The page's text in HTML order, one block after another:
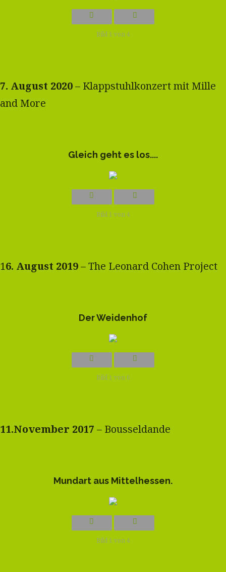
Bild 1 von 4
7. August 2020– Klappstuhlkonzert mit Mille
and More
Gleich geht es los....
Bild 1 von 4
16. August 2019– The Leonard Cohen Project
Der Weidenhof
Bild 1 von 6
11.November 2017 – Bousseldande
Mundart aus Mittelhessen.
Bild 1 von 4